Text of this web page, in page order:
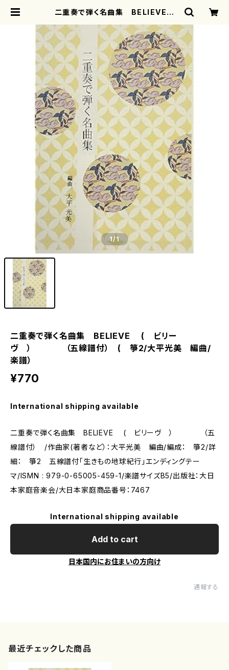
二重奏で弾く名曲集 BELIEVE
( 箏2/大平光美 編曲/楽譜） |
motherearth
1/1
二重奏で弾く名曲集 BELIEVE ( ビリー
ヴ ） （五線譜付） ( 箏2/大平光美 編曲/
楽譜）
¥770
International shipping available
二重奏で弾く名曲集 BELIEVE ( ビリーヴ ） （五
線譜付） /作曲家(著者など）：大平光美 編曲/編成： 箏2/詳
細： 箏2 五線譜付｢生きもの地球紀行」エンディングテー
マ/ISMN : 979-0-65005-459-1/楽譜サイズB5/出版社：大日
本家庭音楽会/大日本家庭商品番号：7467
International shipping available
Add to cart
日本国内にお住まいの方向け
通報する
最近チェックした商品